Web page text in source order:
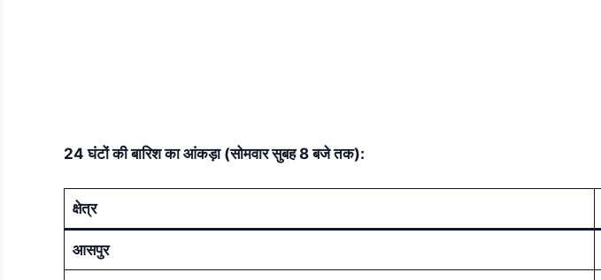
24 घंटों की बारिश का आंकड़ा (सोमवार सुबह 8 बजे तक):
क्षेत्र
आसपुर